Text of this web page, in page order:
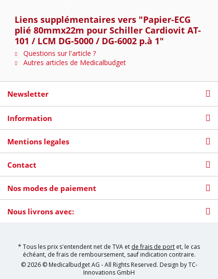
Liens supplémentaires vers "Papier-ECG
plié 80mmx22m pour Schiller Cardiovit AT-
101 / LCM DG-5000 / DG-6002 p.à 1"
Questions sur l'article ?
Autres articles de Medicalbudget
Newsletter
Information
Mentions legales
Contact
Nos modes de paiement
Nous livrons avec:
* Tous les prix s'entendent net de TVA et de frais de port et, le cas
échéant, de frais de remboursement, sauf indication contraire.
© 2026 © Medicalbudget AG - All Rights Reserved. Design byTC-
Innovations GmbH